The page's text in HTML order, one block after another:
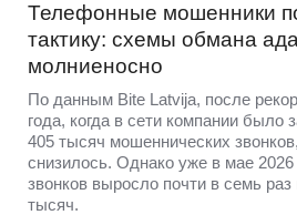
Телефонные мошенники
тактику: схемы обмана
молниеносно
По данным Bite Latvija, после
года, когда в сети компании было
405 тысяч мошеннических
снизилось. Однако уже в мае 2026
звонков выросло почти в семь
тысяч.